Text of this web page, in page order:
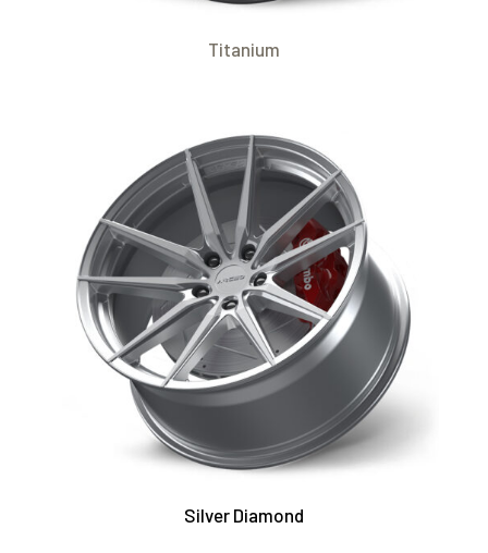
Titanium
Silver Diamond